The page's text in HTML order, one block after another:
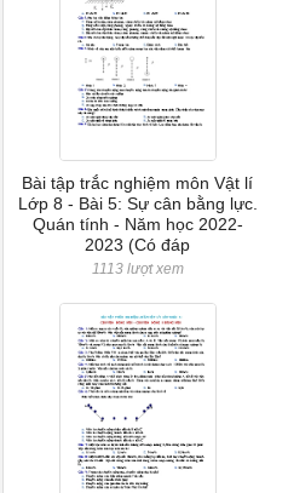
Bài tập trắc nghiệm môn Vật lí
Lớp 8 - Bài 5: Sự cân bằng lực.
Quán tính - Năm học 2022-
2023 (Có đáp
1113 lượt xem